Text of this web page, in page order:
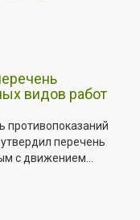
видов работ
противопоказаний
перечень
с движением...